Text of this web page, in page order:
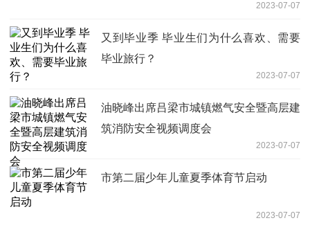
2023-07-07
又到毕业季 毕业生们为什么喜欢、需要
毕业旅行？
2023-07-07
油晓峰出席吕梁市城镇燃气安全暨高层建
筑消防安全视频调度会
2023-07-07
市第二届少年儿童夏季体育节启动
2023-07-07